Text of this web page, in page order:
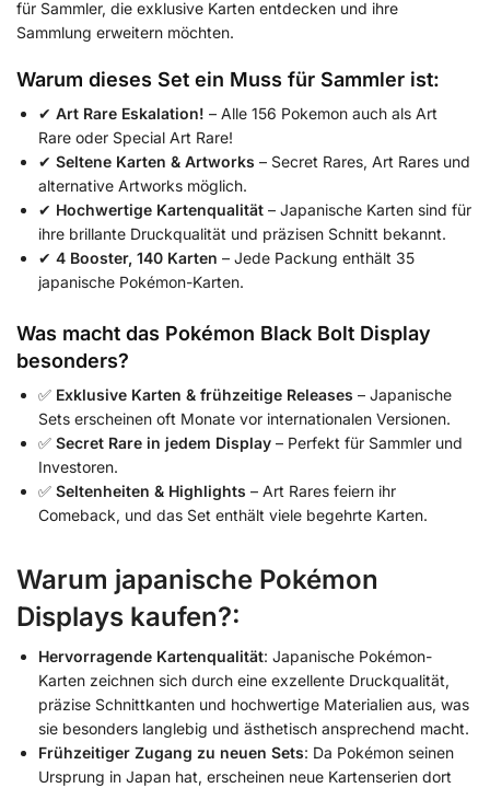
für Sammler, die exklusive Karten entdecken und ihre
Sammlung erweitern möchten.
Warum dieses Set ein Muss für Sammler ist:
✔ Art Rare Eskalation! – Alle 156 Pokemon auch als Art
Rare oder Special Art Rare!
✔ Seltene Karten & Artworks – Secret Rares, Art Rares und
alternative Artworks möglich.
✔ Hochwertige Kartenqualität – Japanische Karten sind für
ihre brillante Druckqualität und präzisen Schnitt bekannt.
✔ 4 Booster, 140 Karten – Jede Packung enthält 35
japanische Pokémon-Karten.
Was macht das Pokémon Black Bolt Display
besonders?
✅ Exklusive Karten & frühzeitige Releases – Japanische
Sets erscheinen oft Monate vor internationalen Versionen.
✅ Secret Rare in jedem Display – Perfekt für Sammler und
Investoren.
✅ Seltenheiten & Highlights – Art Rares feiern ihr
Comeback, und das Set enthält viele begehrte Karten.
Warum japanische Pokémon
Displays kaufen?:
Hervorragende Kartenqualität: Japanische Pokémon-
Karten zeichnen sich durch eine exzellente Druckqualität,
präzise Schnittkanten und hochwertige Materialien aus, was
sie besonders langlebig und ästhetisch ansprechend macht.
Frühzeitiger Zugang zu neuen Sets: Da Pokémon seinen
Ursprung in Japan hat, erscheinen neue Kartenserien dort